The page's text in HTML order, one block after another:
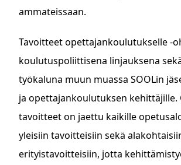
ammateissaan.
Tavoitteet opettajankoulutukselle -
koulutuspoliittisena linjauksena
työkaluna muun muassa SOOLin
ja opettajankoulutuksen kehittäjille.
tavoitteet on jaettu kaikille
yleisiin tavoitteisiin sekä
erityistavoitteisiin, jotta